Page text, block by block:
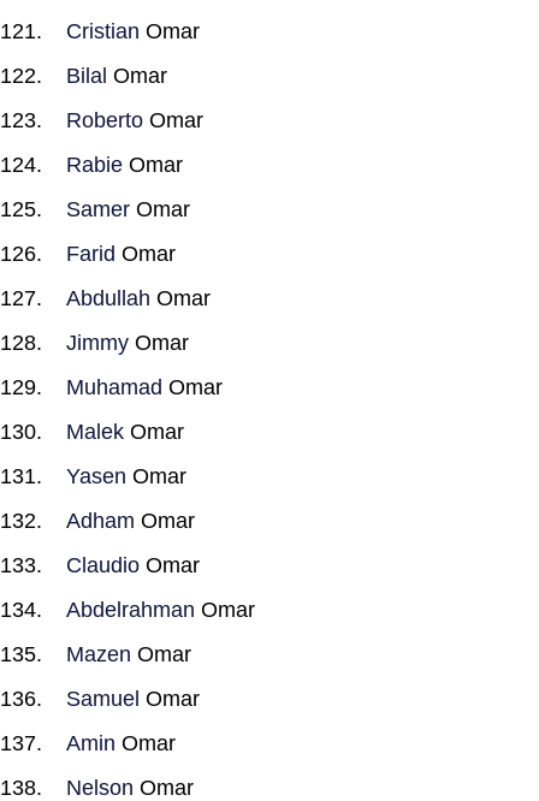
Cristian Omar
Bilal Omar
Roberto Omar
Rabie Omar
Samer Omar
Farid Omar
Abdullah Omar
Jimmy Omar
Muhamad Omar
Malek Omar
Yasen Omar
Adham Omar
Claudio Omar
Abdelrahman Omar
Mazen Omar
Samuel Omar
Amin Omar
Nelson Omar